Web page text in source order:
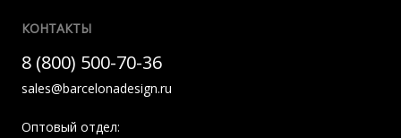
КОНТАКТЫ
8 (800) 500-70-36
sales@barcelonadesign.ru
Оптовый отдел: